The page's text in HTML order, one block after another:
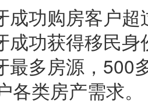
成功购房客户
成功获得移民
最多房源，500
各类房产需求。